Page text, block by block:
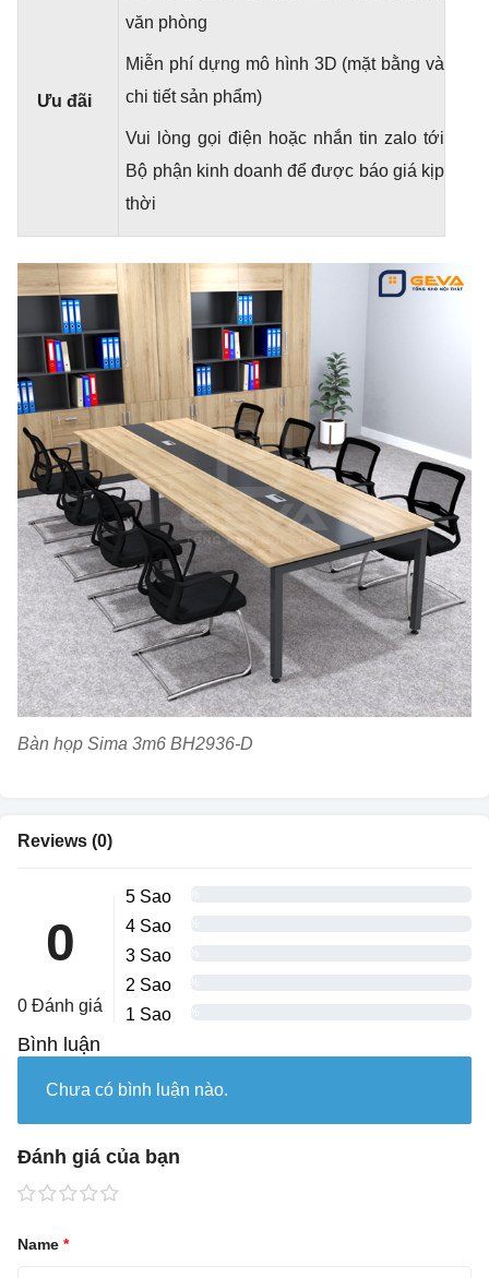
Ưu đãi
văn phòng
Miễn phí dựng mô hình 3D (mặt bằng và
chi tiết sản phẩm)
Vui lòng gọi điện hoặc nhắn tin zalo tới
Bộ phận kinh doanh để được báo giá kịp
thời
Bàn họp Sima 3m6 BH2936-D
Reviews (0)
0
0 Đánh giá 1 Sao
2 Sao
3 Sao
4 Sao
5 Sao
Bình luận
Chưa có bình luận nào.
Đánh giá của bạn
Name *